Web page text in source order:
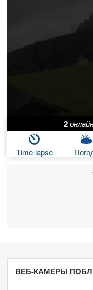
2онлайн
Time-lapse
ВЕБ-КАМЕРЫ